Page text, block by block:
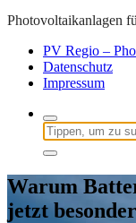
Photovoltaikanlagen
PV Regio –
Datenschutz
Impressum
Suchen
nach:
Warum
jetzt